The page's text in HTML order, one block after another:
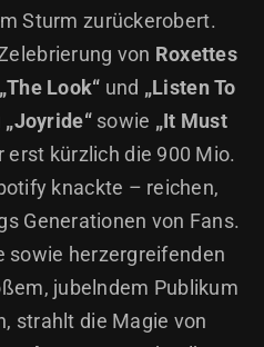
Sturm zurückerobert.
von Roxettes
„The Look“ und „Listen To
„Joyride“ sowie „It Must
erst kürzlich die 900 Mio.
knackte – reichen,
Generationen von Fans.
sowie herzergreifenden
jubelndem Publikum
strahlt die Magie von